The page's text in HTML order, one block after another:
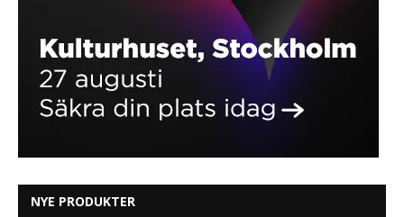
NYE PRODUKTER